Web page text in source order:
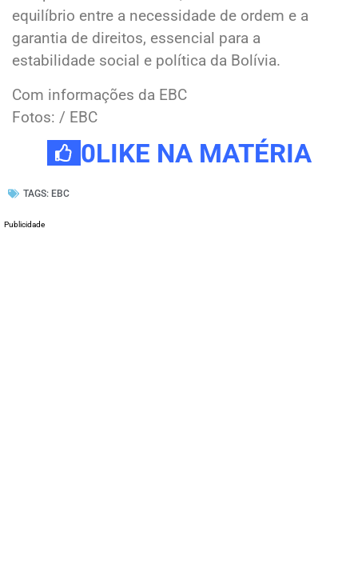
equilíbrio entre a necessidade de ordem e a
garantia de direitos, essencial para a
estabilidade social e política da Bolívia.
Com informações da EBC
Fotos: / EBC
0LIKE NA MATÉRIA
TAGS: EBC
Publicidade